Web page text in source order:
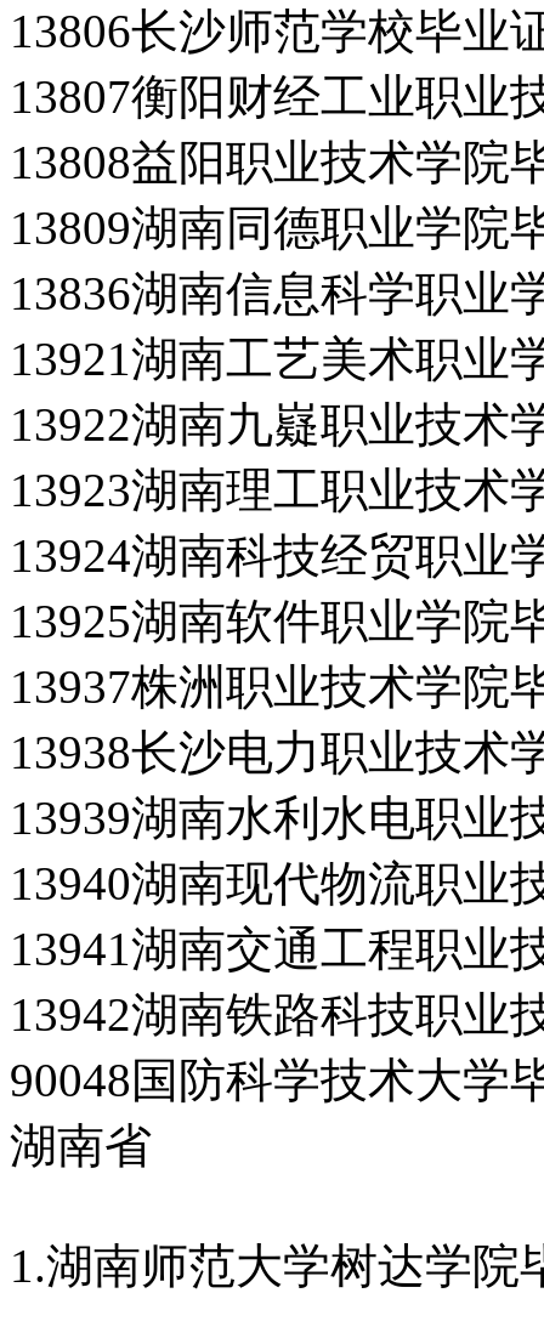
13806长沙师范学校毕业
13807衡阳财经工业职业
13808益阳职业技术学院
13809湖南同德职业学院
13836湖南信息科学职业
13921湖南工艺美术职业
13922湖南九嶷职业技术
13923湖南理工职业技术
13924湖南科技经贸职业
13925湖南软件职业学院
13937株洲职业技术学院
13938长沙电力职业技术
13939湖南水利水电职业
13940湖南现代物流职业
13941湖南交通工程职业
13942湖南铁路科技职业
90048国防科学技术大学
湖南省
1.湖南师范大学树达学院